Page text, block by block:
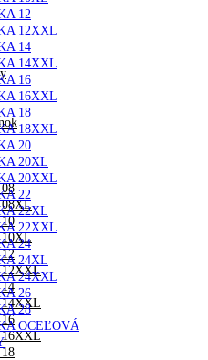
08XL
10XL
12XXL
14XXL
16XXL
12
12XXL
14
14XXL
16
16XXL
18
18XXL
20
20XL
20XXL
22
22XL
22XXL
24
24XL
24XXL
26
28
OCEĽOVÁ